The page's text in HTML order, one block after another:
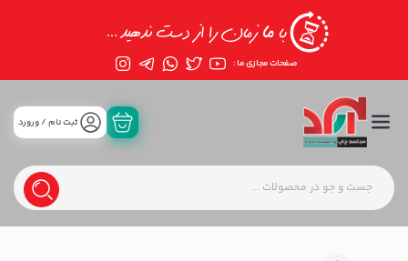
صفحات مجازی ما :
ثبت نام / ورورد